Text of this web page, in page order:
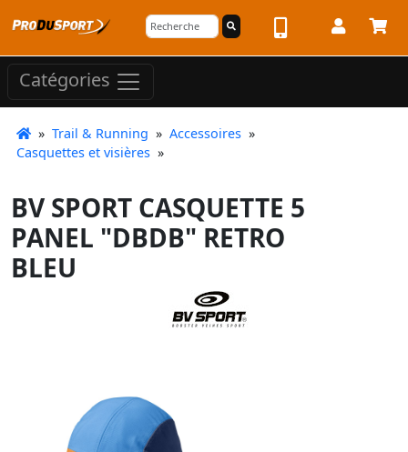
Catégories
» Trail & Running » Accessoires »
Casquettes et visières »
BV SPORT CASQUETTE 5
PANEL "DBDB" RETRO
BLEU